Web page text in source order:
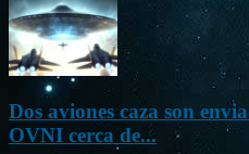
Dos aviones caza son
OVNI cerca de...